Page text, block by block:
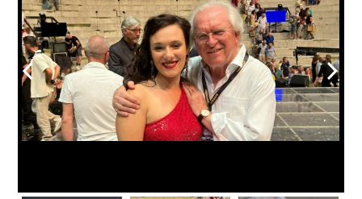
arrow_back_ios arrow_forward_ios